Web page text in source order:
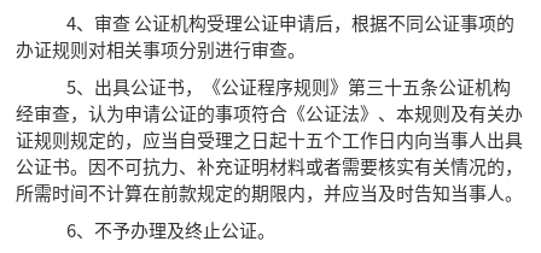
4、审查 公证机构受理公证申请后，根据不同公证事项的
办证规则对相关事项分别进行审查。
5、出具公证书，《公证程序规则》第三十五条公证机构
经审查，认为申请公证的事项符合《公证法》、本规则及有关办
证规则规定的，应当自受理之日起十五个工作日内向当事人出具
公证书。因不可抗力、补充证明材料或者需要核实有关情况的，
所需时间不计算在前款规定的期限内，并应当及时告知当事人。
6、不予办理及终止公证。